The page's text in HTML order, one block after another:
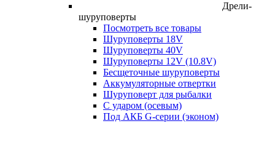
Дрели-
шуруповерты
Посмотреть все товары
Шуруповерты 18V
Шуруповерты 40V
Шуруповерты 12V (10.8V)
Бесщеточные шуруповерты
Аккумуляторные отвертки
Шуруповерт для рыбалки
С ударом (осевым)
Под АКБ G-серии (эконом)